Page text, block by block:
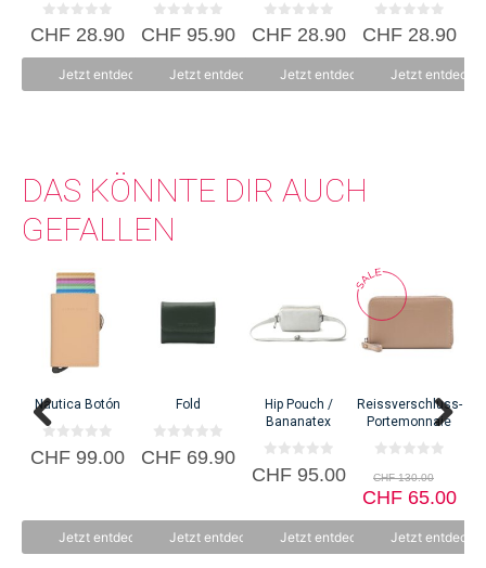
Textildesigns holt sie sich beim Reisen und aus der Natur.
0
v
CHF28.90
Jetzt entdecken
0
v
CHF95.90
Jetzt entdecken
0
v
CHF28.90
Jetzt entdecken
0
v
CHF28.90
Jetzt
DAS KÖNNTE DIR AUCH
GEFALLEN
Nautica Botón
0
v
CHF99.00
Jetzt entdecken
Fold
0
v
CHF69.90
Jetzt entdecken
Hip Pouch /
Bananatex
0
v
5
CHF95.00
Jetzt entdecken
Reissverschluss-
Portemonnaie
v
o
n
5
CHF130.00
CHF65.00
ist:
Jetzt